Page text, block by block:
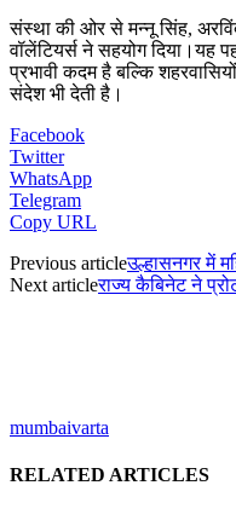
संस्था की ओर से मन्नू सिंह,
वॉलेंटियर्स ने सहयोग दिया।यह
प्रभावी कदम है बल्कि
संदेश भी देती है।
Facebook
Twitter
WhatsApp
Telegram
Copy URL
Previous articleउल्हासनगर में
Next articleराज्य कैबिनेट ने
mumbaivarta
RELATED ARTICLES